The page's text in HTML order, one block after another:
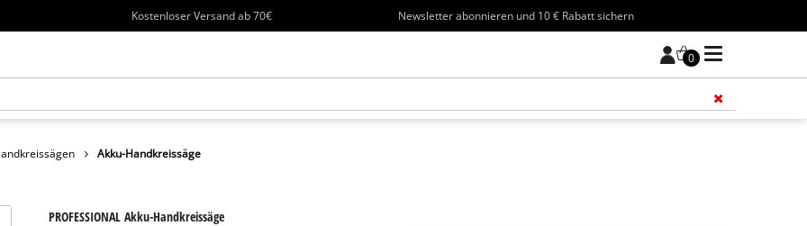
Kostenloser Versand ab 70€ Newsletter abonnieren und 10 € Rabatt sichern
0
Akku-Handkreissäge
PROFESSIONAL Akku-Handkreissäge